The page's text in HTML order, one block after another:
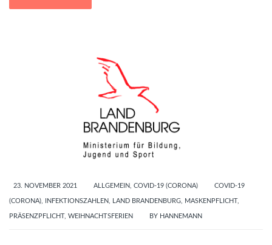
23. NOVEMBER 2021 ALLGEMEIN COVID-19 (CORONA) COVID-19
(CORONA) INFEKTIONSZAHLEN LAND BRANDENBURG MASKENPFLICHT,
PRÄSENZPFLICHT, WEIHNACHTSFERIEN BY HANNEMANN